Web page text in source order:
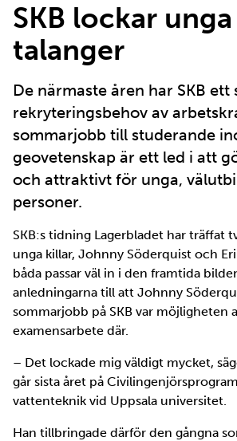
SKB lockar unga
talanger
De närmaste åren har SKB ett
rekryteringsbehov av
sommarjobb till studerande
geovetenskap är ett led i att
och attraktivt för unga,
personer.
SKB:s tidning Lagerbladet har träffat
unga killar, Johnny Söderquist och
båda passar väl in i den framtida
anledningarna till att Johnny
sommarjobb på SKB var möjligheten
examensarbete där.
– Det lockade mig väldigt mycket,
går sista året på
vattenteknik vid Uppsala universitet.
Han tillbringade därför den gångna